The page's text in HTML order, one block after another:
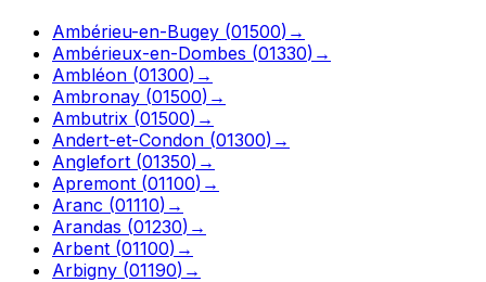
Ambérieu-en-Bugey (01500) →
Ambérieux-en-Dombes (01330) →
Ambléon (01300) →
Ambronay (01500) →
Ambutrix (01500) →
Andert-et-Condon (01300) →
Anglefort (01350) →
Apremont (01100) →
Aranc (01110) →
Arandas (01230) →
Arbent (01100) →
Arbigny (01190) →